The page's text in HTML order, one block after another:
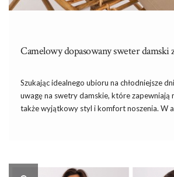
Camelowy dopasowany sweter damski
Szukając idealnego ubioru na chłodniejsze
uwagę na swetry damskie, które zapewniają
także wyjątkowy styl i komfort noszenia. W